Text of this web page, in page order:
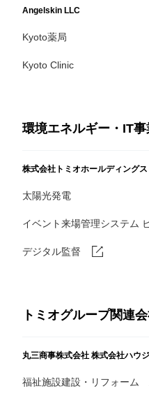
Angelskin LLC
Kyoto薬局
Kyoto Clinic
環境エネルギー・IT事
株式会社トミオホールディングス
太陽光発電
イベント来場管理システム
デジタル監督
トミオグループ関連
丸三商事株式会社 株式会社ハウ
福祉施設建設・リフォーム